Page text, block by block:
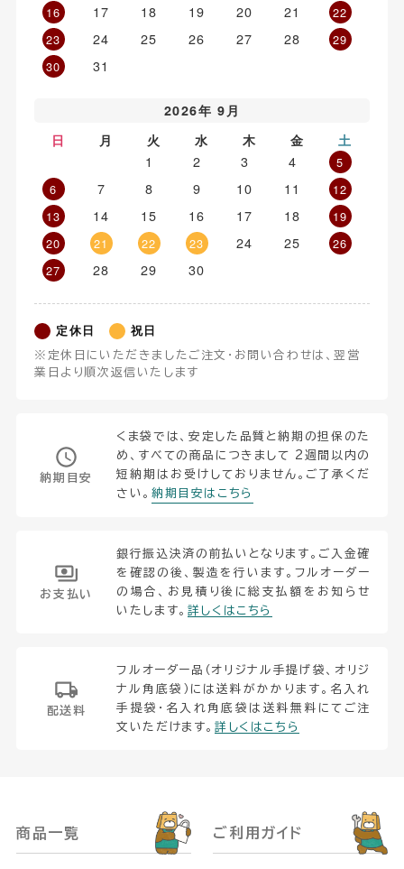
16
17 18 19 20 21
22
23
24 25 26 27 28
29
30
31
2026年 9月
日
月 火 水 木 金 土
1 2 3 4
5
6
7 8 9 10 11
12
13
14 15 16 17 18
19
20
21 22 23 24 25
26
27
28 29 30
定休日 祝日
※定休日にいただきましたご注文・お問い合わせは、翌営
業日より順次返信いたします
納期目安
くま袋では、安定した品質と納期の担保のた
め、すべての商品につきまして 2週間以内の
短納期はお受けしておりません。ご了承くだ
さい。納期目安はこちら
お支払い
銀行振込決済の前払いとなります。ご入金確
を確認の後、製造を行います。フルオーダー
の場合、お見積り後に総支払額をお知らせ
いたします。 詳しくはこちら
配送料
フルオーダー品（オリジナル手提げ袋、オリジ
ナル角底袋）には送料がかかります。名入れ
手提袋・名入れ角底袋は送料無料にてご注
文いただけます。詳しくはこちら
商品一覧 ご利用ガイド